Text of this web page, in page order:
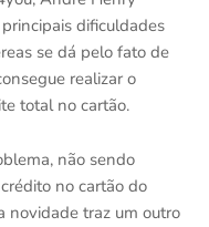
dificuldades
se dá pelo fato de
realizar o
total no cartão.
não sendo
no cartão do
novidade traz um outro